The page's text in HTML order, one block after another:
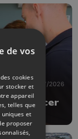
29/07/2026
avancer
de vos
cookies
stocker et
appareil
telles que
uniques et
proposer